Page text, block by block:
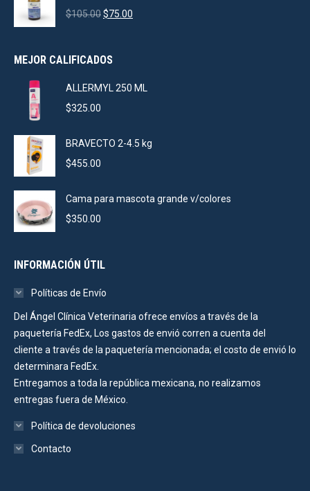
$925.00.
$105.00Original
$105.00.
$75.00
MEJOR CALIFICADOS
ALLERMYL 250 ML
$325.00
BRAVECTO 2-4.5 kg
$455.00
Cama para mascota grande v/colores
$350.00
INFORMACIÓN ÚTIL
Políticas de Envío
Del Ángel Clínica Veterinaria ofrece envíos a través de la
paquetería FedEx, Los gastos de envió corren a cuenta del
cliente a través de la paquetería mencionada; el costo de envió lo
determinara FedEx.
Entregamos a toda la república mexicana, no realizamos
entregas fuera de México.
Política de devoluciones
Contacto